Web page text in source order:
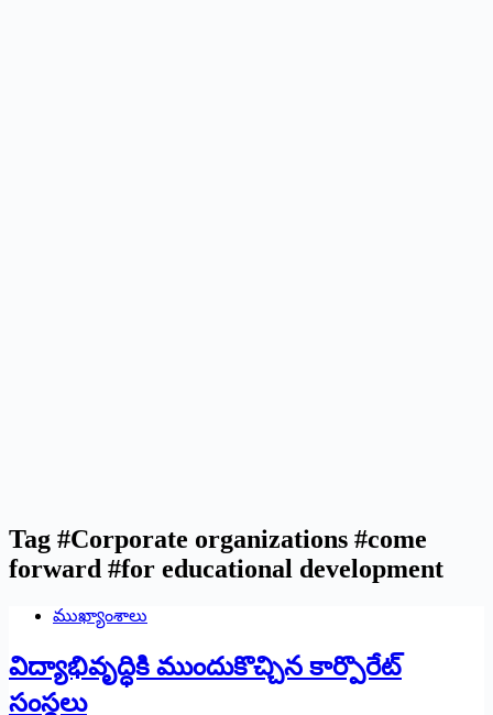
Tag #Corporate organizations #come
forward #for educational development
ముఖ్యాంశాలు
విద్యాభివృద్ధికి ముందుకొచ్చిన కార్పొరేట్
సంస్థలు